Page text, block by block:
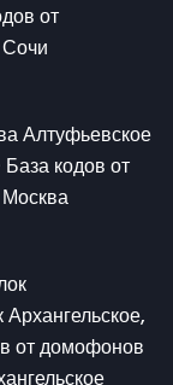
от
Алтуфьевское
кодов от
от домофонов